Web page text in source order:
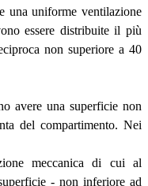
una uniforme ventilazione
essere distribuite il più
non superiore a 40
avere una superficie non
del compartimento. Nei
meccanica di cui al
- non inferiore ad